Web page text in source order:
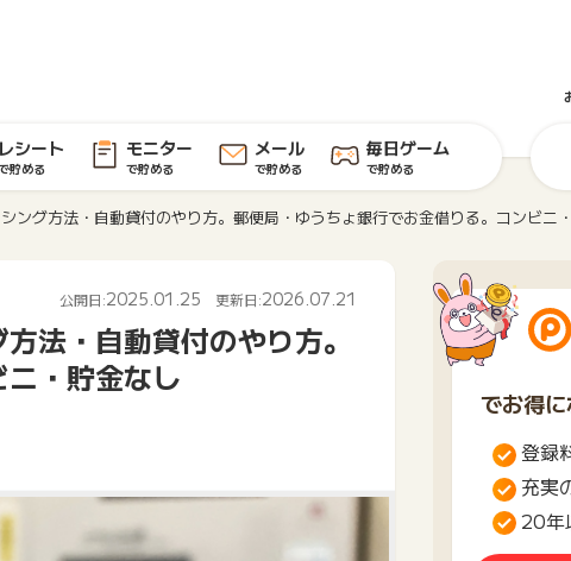
レシート
貯める
モニター
で貯める
メール
で貯める
毎日ゲーム
で貯める
ング方法・自動貸付のやり方。郵便局・ゆうちょ銀行でお金借りる。コンビニ
公開日:2025.01.25 更新日:2026.07.21
法・自動貸付のやり方。
・貯金なし
でお得に
登録
充実
20年